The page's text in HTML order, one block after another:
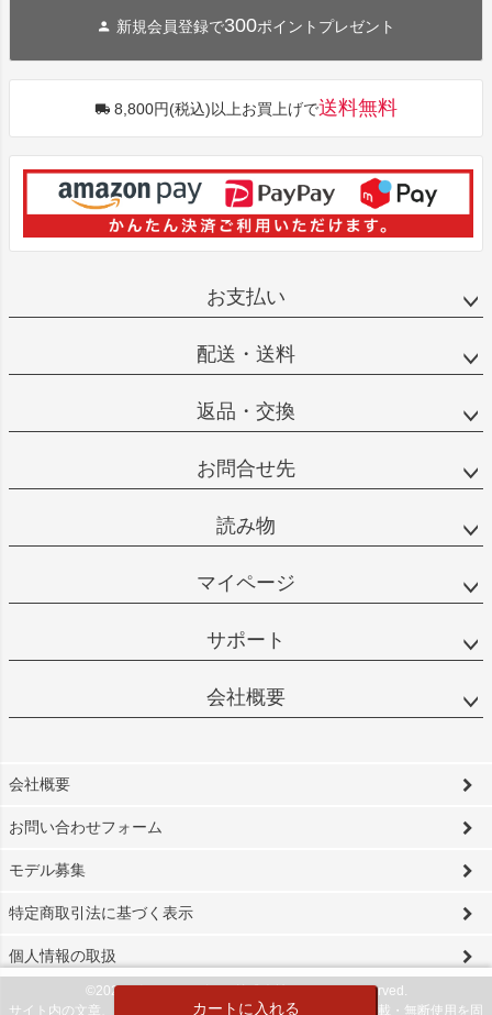
カートに入れる
新規会員登録で300ポイントプレゼント
8,800円(税込)以上お買上げで送料無料
お支払い
配送・送料
返品・交換
お問合せ先
読み物
マイページ
サポート
会社概要
会社概要
お問い合わせフォーム
モデル募集
特定商取引法に基づく表示
個人情報の取扱
©2024 ビソワ・デザイン株式会社 All Rights reserved.
サイト内の文章、画像などの著作物は当社に属します。無断転載・無断使用を固